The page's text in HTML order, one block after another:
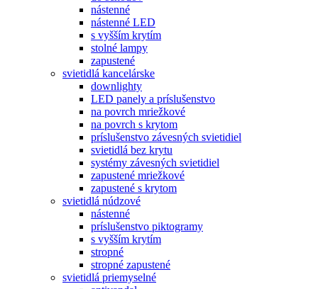
nástenné
nástenné LED
s vyšším krytím
stolné lampy
zapustené
svietidlá kancelárske
downlighty
LED panely a príslušenstvo
na povrch mriežkové
na povrch s krytom
príslušenstvo závesných svietidiel
svietidlá bez krytu
systémy závesných svietidiel
zapustené mriežkové
zapustené s krytom
svietidlá núdzové
nástenné
príslušenstvo piktogramy
s vyšším krytím
stropné
stropné zapustené
svietidlá priemyselné